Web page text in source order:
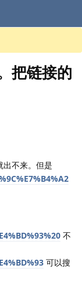
把链接的
出不来。但是
不
可以搜